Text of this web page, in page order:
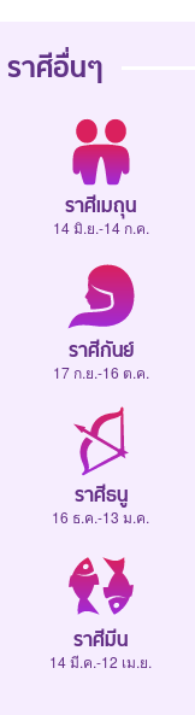
ราศีอื่นๆ
ราศีเมถุน
14 มิ.ย.-14 ก.ค.
ราศีกันย์
17 ก.ย.-16 ต.ค.
ราศีธนู
16 ธ.ค.-13 ม.ค.
ราศีมีน
14 มี.ค.-12 เม.ย.